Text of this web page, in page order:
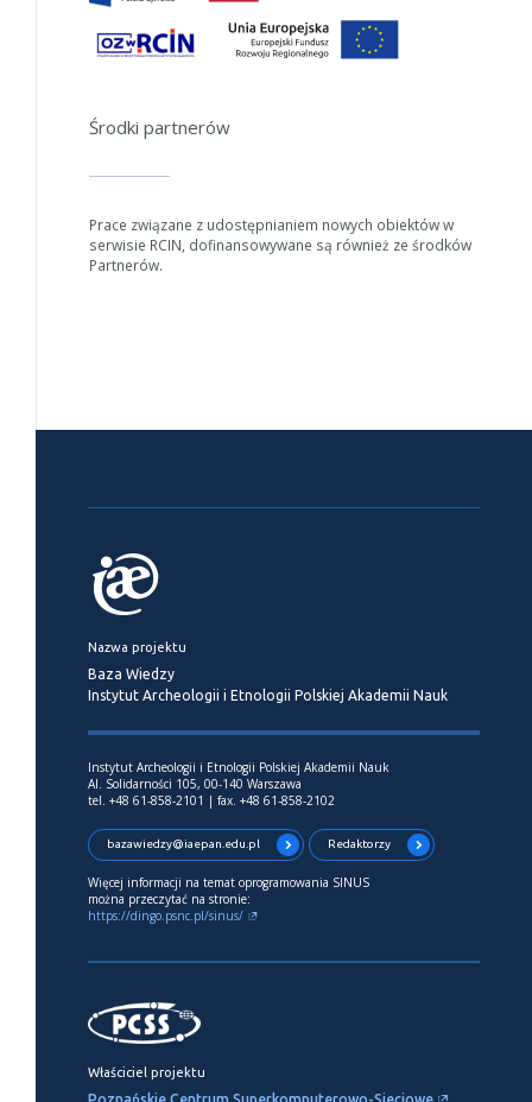
Jeśli generowanie trwa zbyt długo można ograniczyć dane np.
zmniejszając zakres lat.
Środki partnerów
Prace związane z udostępnianiem nowych obiektów w
serwisie RCIN, dofinansowywane są również ze środków
Partnerów.
Nazwa projektu
Baza Wiedzy
Instytut Archeologii i Etnologii Polskiej Akademii Nauk
Instytut Archeologii i Etnologii Polskiej Akademii Nauk
Al. Solidarności 105, 00-140 Warszawa
tel. +48 61-858-2101 | fax. +48 61-858-2102
bazawiedzy@iaepan.edu.pl Redaktorzy
Więcej informacji na temat oprogramowania SINUS
można przeczytać na stronie:
https://dingo.psnc.pl/sinus/
Właściciel projektu
Poznańskie Centrum Superkomputerowo-Sieciowe